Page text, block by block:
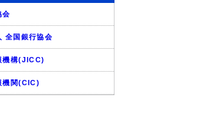
会
全国銀行協会
機構(JICC)
機関(CIC)